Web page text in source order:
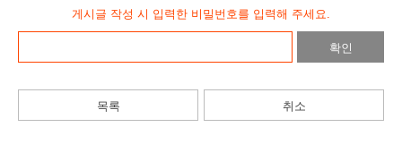
게시글 작성 시 입력한 비밀번호를 입력해 주세요.
확인
목록 취소